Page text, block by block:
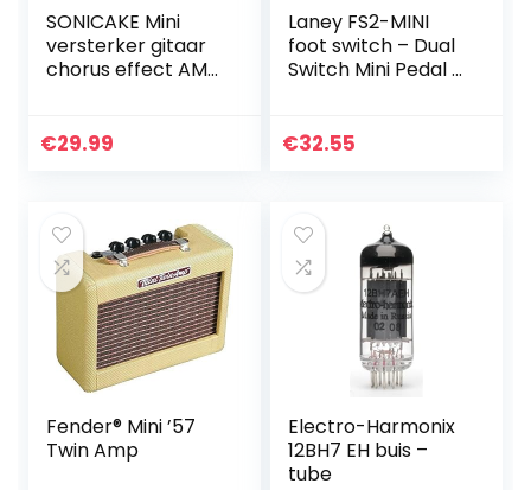
SONICAKE Mini
versterker gitaar
chorus effect AMP
oplaadbare gitaar
€29.99
Laney FS2-MINI
foot switch – Dual
Switch Mini Pedal –
Lead
€32.55
Fender® Mini ’57
Twin Amp
Electro-Harmonix
12BH7 EH buis –
tube